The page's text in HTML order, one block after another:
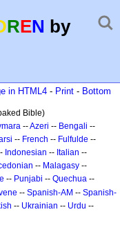
REN by
in HTML4 - Print - Bottom
Bible)
--Azeri -- Bengali --
-- French -- Fulfulde --
Indonesian -- Italian --
-- Malagasy --
-- Punjabi -- Quechua --
-- Spanish-AM -- Spanish-
-- Ukrainian -- Urdu --